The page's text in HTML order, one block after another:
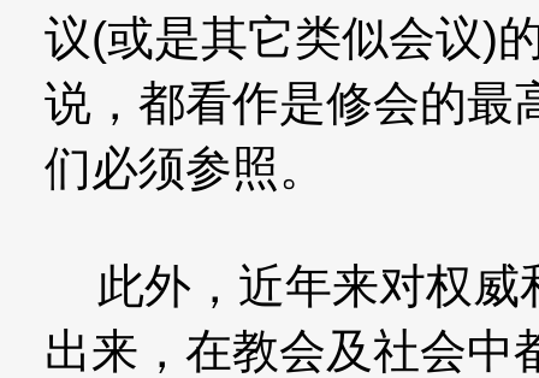
议(或是其它类似会议)
说，都看作是修会的最
们必须参照。
此外，近年来对权威
出来，在教会及社会中